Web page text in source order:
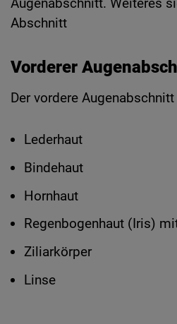
Augenabschnitt. Weiteres
Abschnitt
Vorderer
Der vordere
Lederhaut
Bindehaut
Hornhaut
Regenbogenhaut (Iris)
Ziliarkörper
Linse